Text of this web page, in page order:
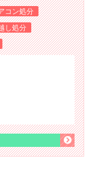
コン処分
し処分